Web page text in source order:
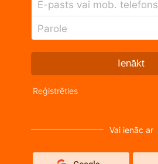
E-pasts vai mob. telefons
Parole
Ienākt
Reģistrēties
Vai ienāc ar